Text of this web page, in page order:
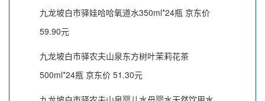
九龙坡白市驿娃哈哈氧道水350ml*24瓶 京东价
59.90元
九龙坡白市驿农夫山泉东方树叶茉莉花茶
500ml*24瓶 京东价 51.30元